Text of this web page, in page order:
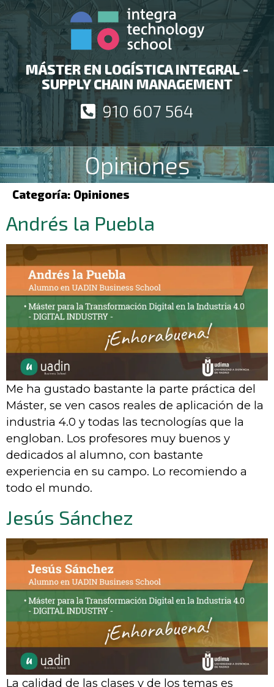
MÁSTER EN LOGÍSTICA INTEGRAL -
SUPPLY CHAIN MANAGEMENT
910 607 564
Opiniones
Categoría: Opiniones
Andrés la Puebla
Me ha gustado bastante la parte práctica del
Máster, se ven casos reales de aplicación de la
industria 4.0 y todas las tecnologías que la
engloban. Los profesores muy buenos y
dedicados al alumno, con bastante
experiencia en su campo. Lo recomiendo a
todo el mundo.
Jesús Sánchez
La calidad de las clases y de los temas es